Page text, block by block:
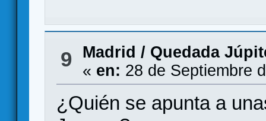
9 Madrid / Quedada
« en: 28 de Septiembre
¿Quién se apunta a